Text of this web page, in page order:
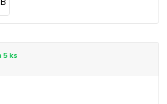
5 ks